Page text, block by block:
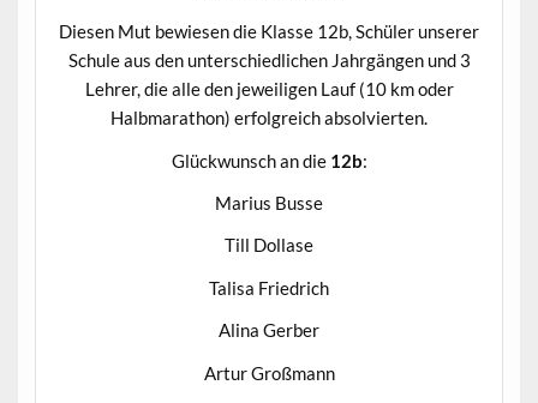
Diesen Mut bewiesen die Klasse 12b, Schüler unserer
Schule aus den unterschiedlichen Jahrgängen und 3
Lehrer, die alle den jeweiligen Lauf (10 km oder
Halbmarathon) erfolgreich absolvierten.
Glückwunsch an die 12b:
Marius Busse
Till Dollase
Talisa Friedrich
Alina Gerber
Artur Großmann